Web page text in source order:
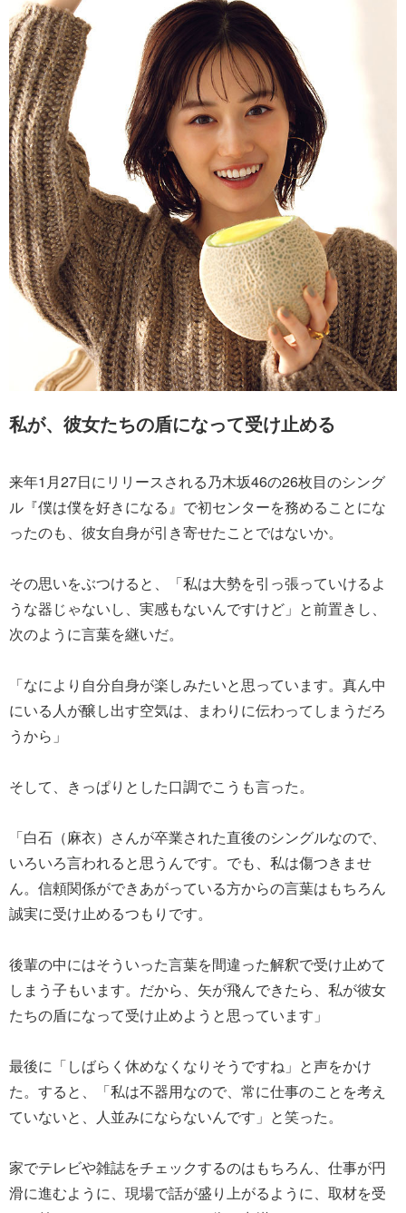
私が、彼女たちの盾になって受け止める
来年1月27日にリリースされる乃木坂46の26枚目のシング
ル『僕は僕を好きになる』で初センターを務めることにな
ったのも、彼女自身が引き寄せたことではないか。
その思いをぶつけると、「私は大勢を引っ張っていけるよ
うな器じゃないし、実感もないんですけど」と前置きし、
次のように言葉を継いだ。
「なにより自分自身が楽しみたいと思っています。真ん中
にいる人が醸し出す空気は、まわりに伝わってしまうだろ
うから」
そして、きっぱりとした口調でこうも言った。
「白石（麻衣）さんが卒業された直後のシングルなので、
いろいろ言われると思うんです。でも、私は傷つきませ
ん。信頼関係ができあがっている方からの言葉はもちろん
誠実に受け止めるつもりです。
後輩の中にはそういった言葉を間違った解釈で受け止めて
しまう子もいます。だから、矢が飛んできたら、私が彼女
たちの盾になって受け止めようと思っています」
最後に「しばらく休めなくなりそうですね」と声をかけ
た。すると、「私は不器用なので、常に仕事のことを考え
ていないと、人並みにならないんです」と笑った。
家でテレビや雑誌をチェックするのはもちろん、仕事が円
滑に進むように、現場で話が盛り上がるように、取材を受